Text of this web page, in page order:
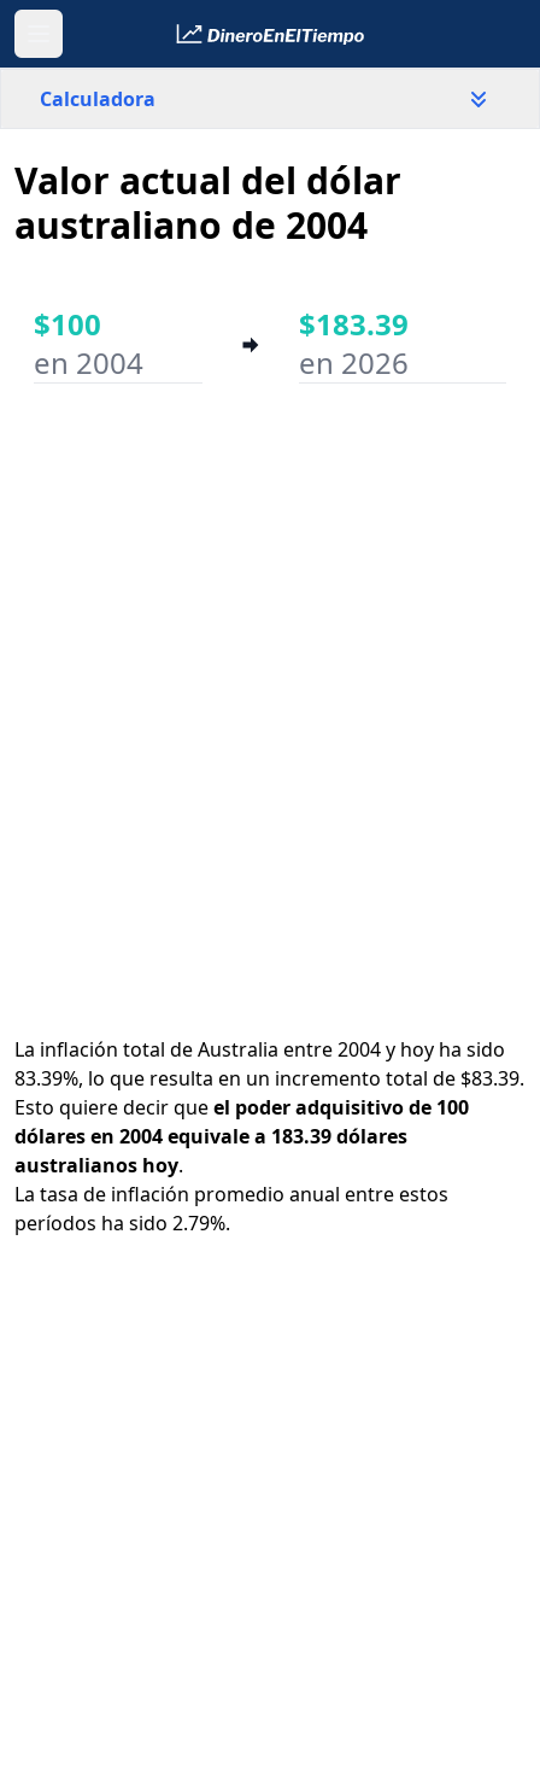
Calculadora
Australia
País
Año inicial
Valor actual del dólar
australiano de 2004
$100
en 2004
$183.39
en 2026
La inflación total de Australia entre 2004 y hoy ha sido
83.39%, lo que resulta en un incremento total de $83.39.
Esto quiere decir queel poder adquisitivo de 100
dólares en 2004 equivale a 183.39 dólares
australianos hoy.
La tasa de inflación promedio anual entre estos
períodos ha sido 2.79%.